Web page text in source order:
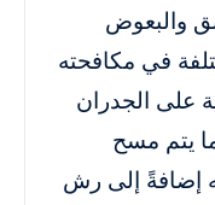
والبعوض
في مكافحته
على الجدران
يتم مسح
إضافةً إلى رش